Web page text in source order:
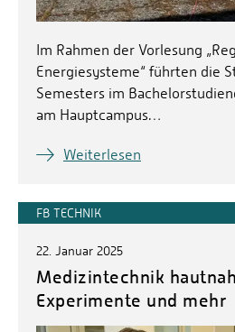
Im Rahmen der Vorlesung
Energiesysteme“ führten die
Semesters im
am Hauptcampus…
Weiterlesen
FB TECHNIK
22. Januar 2025
Medizintechnik
Experimente und mehr